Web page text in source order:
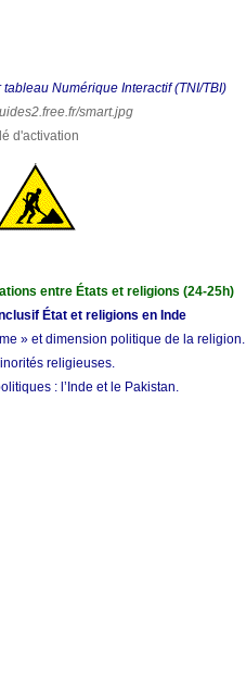
Numérique Interactif (TNI/TBI)
d'activation
entre États et religions (24-25h)
État et religions en Inde
» et dimension politique de la religion.
religieuses.
: l’Inde et le Pakistan.